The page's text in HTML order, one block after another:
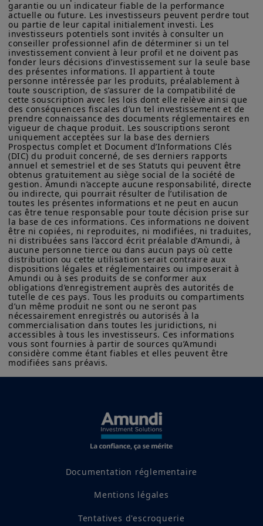
Données du marché
Découvrez notre offre
de trésorerie
Trésorerie
Amundi Asset Management vous informe que les informations
sur les produits figurant sur ce site ne sont données qu’à titre
indicatif et constituent une présentation générale de nos
produits et services. Ces informations ne sont pas exhaustives,
peuvent évoluer dans le temps et être mises à jour par Amundi
Asset Management, sans préavis et à tout moment.
Votre accès à ce site est soumis au respect de la
réglementation française en vigueur et aux «Mentions légales /
Conditions générales d’accès au site».
En choisissant d’accéder à notre site, vous reconnaissez avoir
pris connaissance de ces Conditions et les avoir acceptées.
Nous vous conseillons, dans votre intérêt, de les lire
attentivement.
garantie ou un indicateur fiable de la performance
actuelle ou future. Les investisseurs peuvent perdre tout
ou partie de leur capital initialement investi. Les
investisseurs potentiels sont invités à consulter un
conseiller professionnel afin de déterminer si un tel
investissement convient à leur profil et ne doivent pas
fonder leurs décisions d’investissement sur la seule base
des présentes informations. Il appartient à toute
personne intéressée par les produits, préalablement à
toute souscription, de s’assurer de la compatibilité de
cette souscription avec les lois dont elle relève ainsi que
des conséquences fiscales d’un tel investissement et de
prendre connaissance des documents réglementaires en
vigueur de chaque produit. Les souscriptions seront
uniquement acceptées sur la base des derniers
Prospectus complet et Document d’Informations Clés
(DIC) du produit concerné, de ses derniers rapports
annuel et semestriel et de ses Statuts qui peuvent être
obtenus gratuitement au siège social de la société de
gestion. Amundi n’accepte aucune responsabilité, directe
ou indirecte, qui pourrait résulter de l’utilisation de
toutes les présentes informations et ne peut en aucun
cas être tenue responsable pour toute décision prise sur
la base de ces informations. Ces informations ne doivent
être ni copiées, ni reproduites, ni modifiées, ni traduites,
ni distribuées sans l’accord écrit préalable d’Amundi, à
aucune personne tierce ou dans aucun pays où cette
distribution ou cette utilisation serait contraire aux
dispositions légales et réglementaires ou imposerait à
Amundi ou à ses produits de se conformer aux
obligations d’enregistrement auprès des autorités de
tutelle de ces pays. Tous les produits ou compartiments
d’un même produit ne sont ou ne seront pas
nécessairement enregistrés ou autorisés à la
commercialisation dans toutes les juridictions, ni
accessibles à tous les investisseurs. Ces informations
vous sont fournies à partir de sources qu’Amundi
considère comme étant fiables et elles peuvent être
modifiées sans préavis.
Documentation réglementaire
Mentions légales
Tentatives d'escroquerie